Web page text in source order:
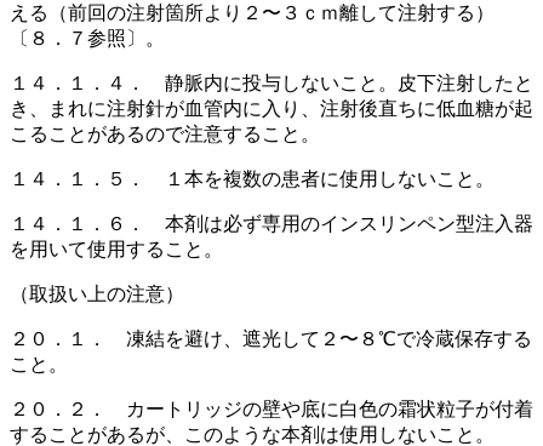
える（前回の注射箇所より２〜３ｃｍ離して注射する）
〔８．７参照〕。
１４．１．４． 静脈内に投与しないこと。皮下注射したと
き、まれに注射針が血管内に入り、注射後直ちに低血糖が起
こることがあるので注意すること。
１４．１．５． １本を複数の患者に使用しないこと。
１４．１．６． 本剤は必ず専用のインスリンペン型注入器
を用いて使用すること。
（取扱い上の注意）
２０．１． 凍結を避け、遮光して２〜８℃で冷蔵保存する
こと。
２０．２． カートリッジの壁や底に白色の霜状粒子が付着
することがあるが、このような本剤は使用しないこと。